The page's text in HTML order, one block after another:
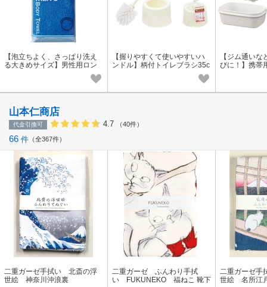
【泡立ちよく、さっぱり洗え
る大きめサイズ】男性用ロン
【握りやすくて使いやすいハ
ンドル】柄付トイレブラシ35c
【ジム通い
びに！】携帯
山本仁商店
代金引換可 4.7 （40件）
66 件 全367件
二重ガーゼ手拭い 北斎の浮
世絵 神奈川沖浪裏
二重ガーゼ ふんわり手拭
い FUKUNEKO 福ねこ 靴下
二重ガーゼ
世絵 名所江